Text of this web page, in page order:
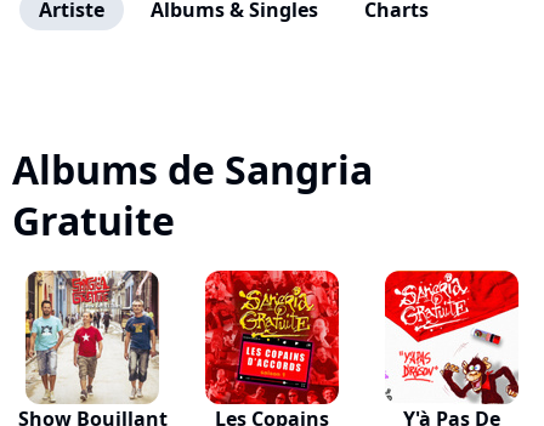
Artiste Albums & Singles Charts
Albums de Sangria
Gratuite
Show Bouillant
Les Copains
Y'à Pas De